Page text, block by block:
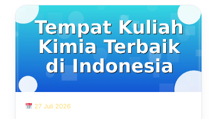
27 Juli 2026